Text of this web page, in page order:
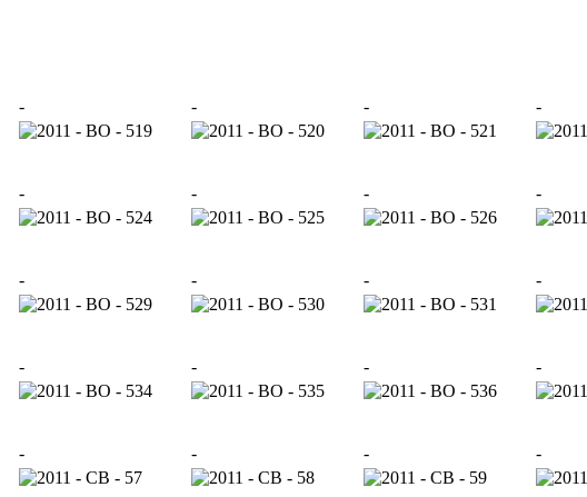
- - - -
- - - -
- - - -
- - - -
- - - -